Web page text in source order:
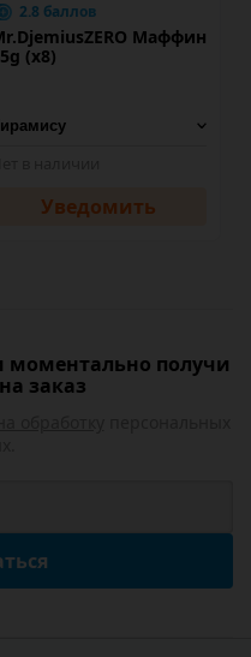
2.8 баллов
Маффин
(х8)
Уведомить
моментально получи
заказ